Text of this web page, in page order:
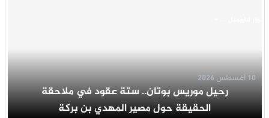
رحيل موريس بوتان.. ستة عقود في ملاحقة
الحقيقة حول مصير المهدي بن بركة
10 أغسطس 2026